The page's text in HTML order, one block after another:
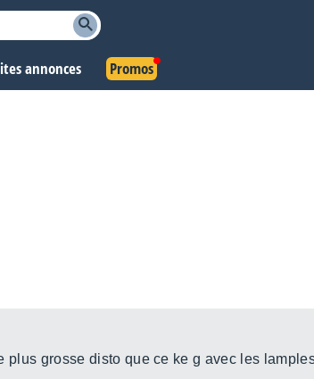
annonces Promos
plus grosse disto que ce ke g avec les